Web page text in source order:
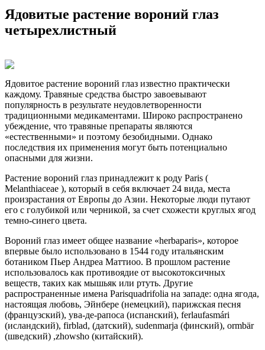
Ядовитые растение вороний глаз
четырехлистный
Ядовитое растение вороний глаз известно практически
каждому. Травяные средства быстро завоевывают
популярность в результате неудовлетворенности
традиционными медикаментами. Широко распространено
убеждение, что травяные препараты являются
«естественными» и поэтому безобидными. Однако
последствия их применения могут быть потенциально
опасными для жизни.
Растение вороний глаз принадлежит к роду Paris (
Melanthiaceae ), который в себя включает 24 вида, места
произрастания от Европы до Азии. Некоторые люди путают
его с голубикой или черникой, за счет схожести круглых ягод
темно-синего цвета.
Вороний глаз имеет общее название «herbaparis», которое
впервые было использовано в 1544 году итальянским
ботаником Пьер Андреа Маттиоо. В прошлом растение
использовалось как противоядие от высокотоксичных
веществ, таких как мышьяк или ртуть. Другие
распространенные имена Parisquadrifolia на западе: одна ягода,
настоящая любовь, Эйнбере (немецкий), парижская песня
(французский), ува-де-рапоса (испанский), ferlaufasmári
(исландский), firblad, (датский), sudenmarja (финский), ormbär
(шведский) ,zhowsho (китайский).